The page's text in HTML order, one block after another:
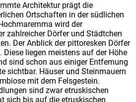
Architektur prägt die
Ortschaften in der südlichen
wird der
zahlreicher Dörfer und Städtchen
Der Anblick der pittoresken Dörfer
liegen meistens auf der Höhe
sind schon aus einiger Entfernung
sichtbar. Häuser und Steinmauern
mit dem Felsgestein.
sind zwar etruskischen
sich bis auf die etruskischen